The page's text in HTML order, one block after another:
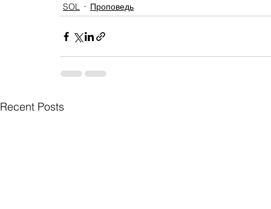
SOL Проповедь
Recent Posts